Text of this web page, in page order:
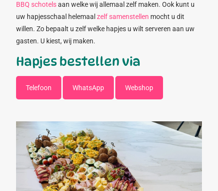
BBQ schotelsaan welke wij allemaal zelf maken. Ook kunt u
uw hapjesschaal helemaal zelf samenstellen mocht u dit
willen. Zo bepaalt u zelf welke hapjes u wilt serveren aan uw
gasten. U kiest, wij maken.
Hapjes bestellen via
Telefoon WhatsApp Webshop